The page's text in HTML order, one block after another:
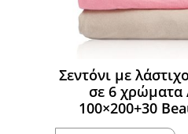
Σεντόνι με
σε 6 χρώματα
100×200+30